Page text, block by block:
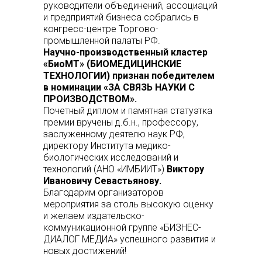
руководители объединений, ассоциаций
и предприятий бизнеса собрались в
конгресс-центре Торгово-
промышленной палаты РФ.
Научно-производственный кластер
«БиоМТ» (БИОМЕДИЦИНСКИЕ
ТЕХНОЛОГИИ) признан победителем
в номинации «ЗА СВЯЗЬ НАУКИ С
ПРОИЗВОДСТВОМ».
Почетный диплом и памятная статуэтка
премии вручены д.б.н., профессору,
заслуженному деятелю наук РФ,
директору Института медико-
биологических исследований и
технологий (АНО «ИМБИИТ») Виктору
Ивановичу Севастьянову.
Благодарим организаторов
мероприятия за столь высокую оценку
и желаем издательско-
коммуникационной группе «БИЗНЕС-
ДИАЛОГ МЕДИА» успешного развития и
новых достижений!